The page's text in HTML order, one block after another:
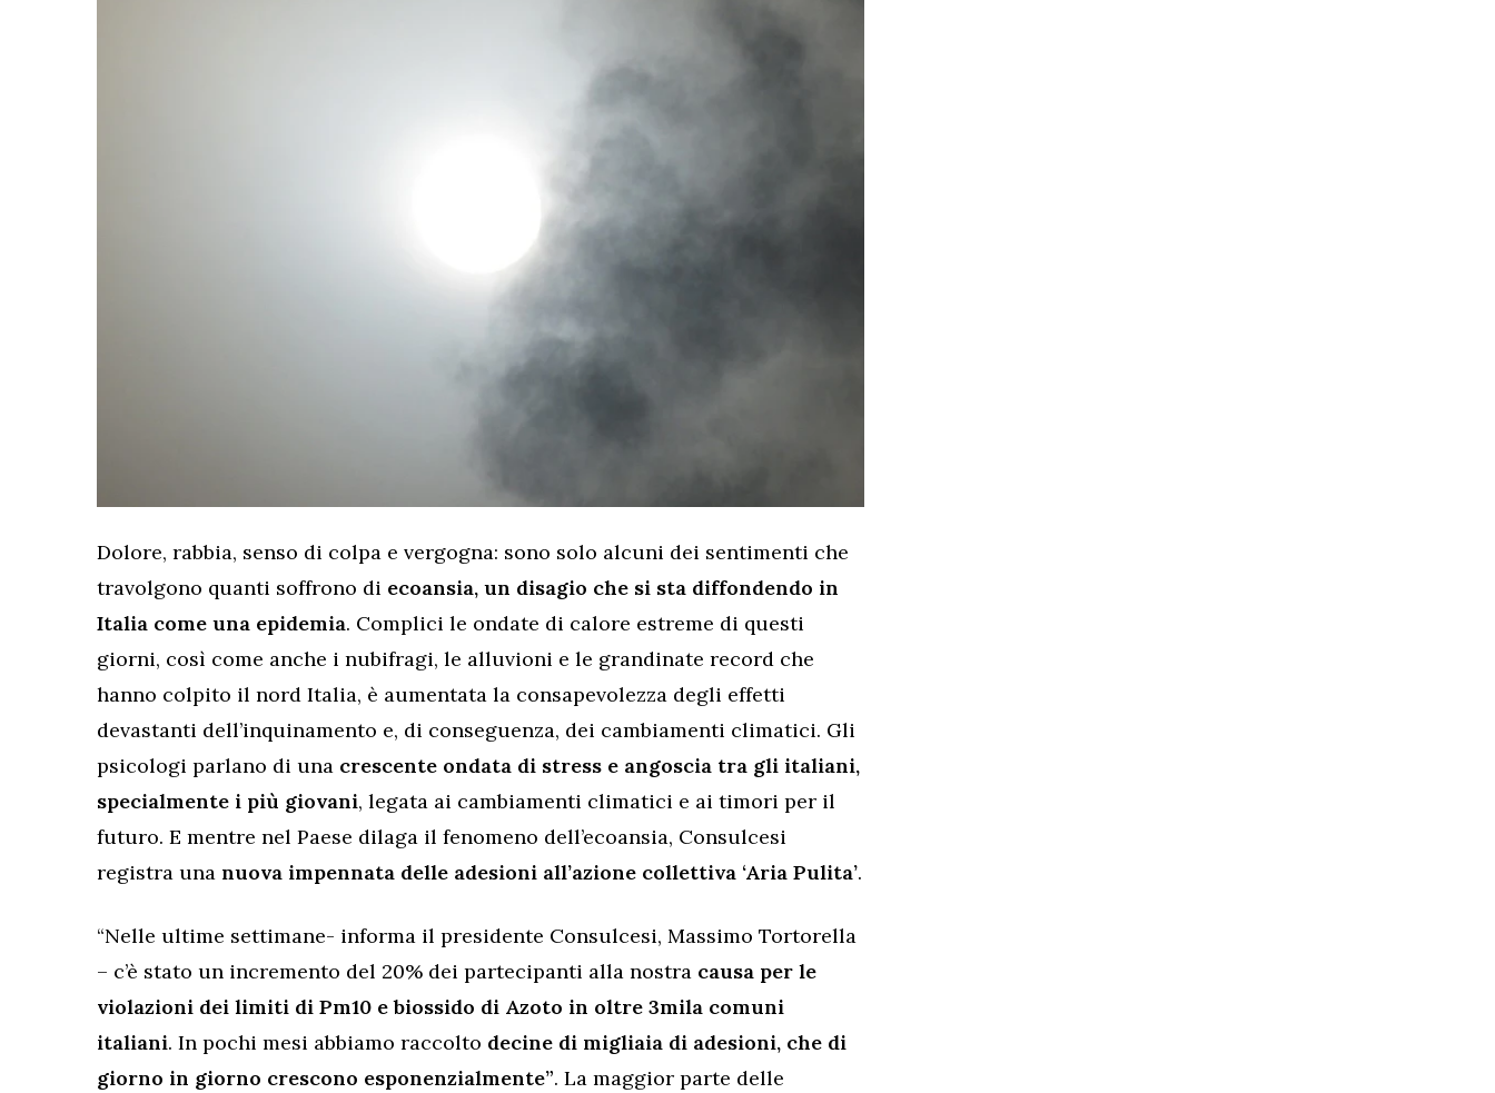
Dolore, rabbia, senso di colpa e vergogna: sono solo alcuni dei sentimenti che
travolgono quanti soffrono di ecoansia, un disagio che si sta diffondendo in
Italia come una epidemia. Complici le ondate di calore estreme di questi
giorni, così come anche i nubifragi, le alluvioni e le grandinate record che
hanno colpito il nord Italia, è aumentata la consapevolezza degli effetti
devastanti dell’inquinamento e, di conseguenza, dei cambiamenti climatici. Gli
psicologi parlano di una crescente ondata di stress e angoscia tra gli italiani,
specialmente i più giovani, legata ai cambiamenti climatici e ai timori per il
futuro. E mentre nel Paese dilaga il fenomeno dell’ecoansia, Consulcesi
registra una nuova impennata delle adesioni all’azione collettiva ‘Aria Pulita’.
“Nelle ultime settimane- informa il presidente Consulcesi, Massimo Tortorella
– c’è stato un incremento del 20% dei partecipanti alla nostra causa per le
violazioni dei limiti di Pm10 e biossido di Azoto in oltre 3mila comuni
italiani. In pochi mesi abbiamo raccolto decine di migliaia di adesioni, che di
giorno in giorno crescono esponenzialmente”. La maggior parte delle